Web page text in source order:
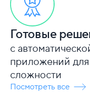
Готовые
с
приложений
сложности
Посмотреть все